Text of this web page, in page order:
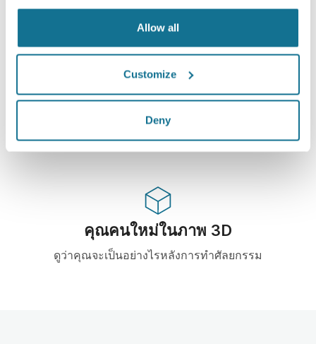
Allow all
Customize
Deny
High-Tech
3D simulator บน web-based เจ้าแรก และมีการใช้
งานจริงจากคุณหมอ 100 ประเทศ และแนะนำให้มีการ
ใช้จากสมาคมศัลยกรรมพลาสติก
คุณคนใหม่ในภาพ 3D
ดูว่าคุณจะเป็นอย่างไรหลังการทำศัลยกรรม